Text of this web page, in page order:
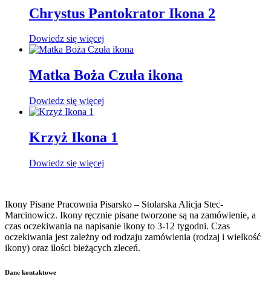
Chrystus Pantokrator Ikona 2
Dowiedz się więcej
Matka Boża Czuła ikona
Dowiedz się więcej
Krzyż Ikona 1
Dowiedz się więcej
Ikony Pisane Pracownia Pisarsko – Stolarska Alicja Stec-
Marcinowicz. Ikony ręcznie pisane tworzone są na zamówienie, a
czas oczekiwania na napisanie ikony to 3-12 tygodni. Czas
oczekiwania jest zależny od rodzaju zamówienia (rodzaj i wielkość
ikony) oraz ilości bieżących zleceń.
Dane kontaktowe